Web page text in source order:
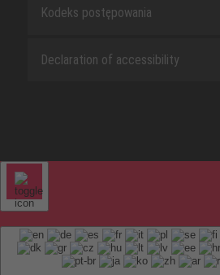
Kodeks postępowania
Declaration of accessibility